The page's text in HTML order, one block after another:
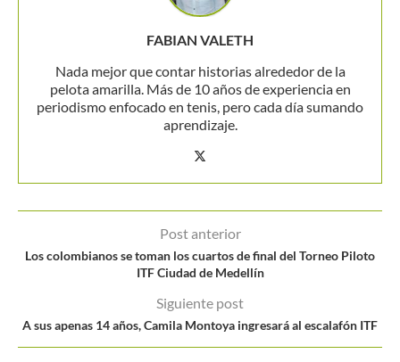
FABIAN VALETH
Nada mejor que contar historias alrededor de la
pelota amarilla. Más de 10 años de experiencia en
periodismo enfocado en tenis, pero cada día sumando
aprendizaje.
Post anterior
Los colombianos se toman los cuartos de final del Torneo Piloto
ITF Ciudad de Medellín
Siguiente post
A sus apenas 14 años, Camila Montoya ingresará al escalafón ITF